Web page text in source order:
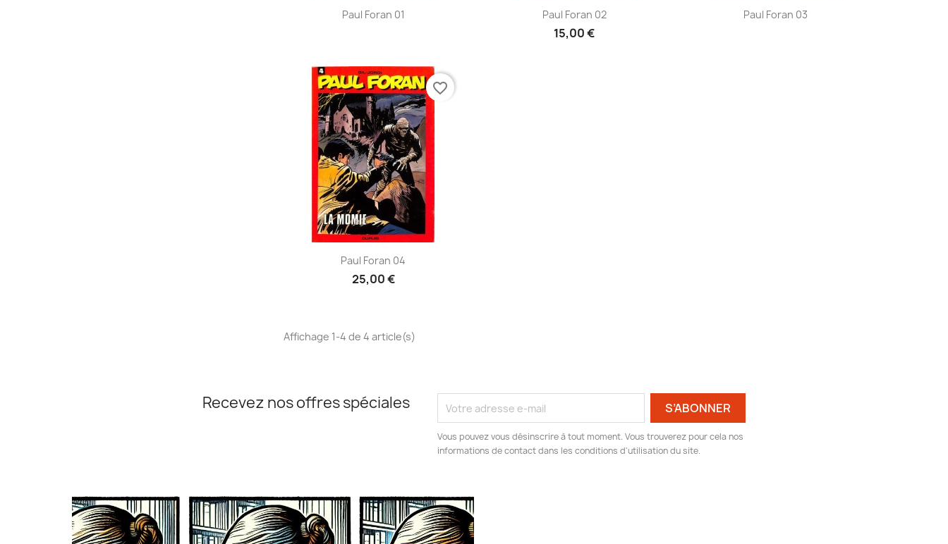
Aperçu rapide
Paul Foran 01 Aperçu rapide
Paul Foran 02
15,00 €
Aperçu rapide
Paul Foran 03
Aperçu rapide
Paul Foran 04
25,00 €
favorite_border
Affichage 1-4 de 4 article(s)
Recevez nos offres spéciales
Vous pouvez vous désinscrire à tout moment. Vous trouverez pour cela nos
informations de contact dans les conditions d'utilisation du site.